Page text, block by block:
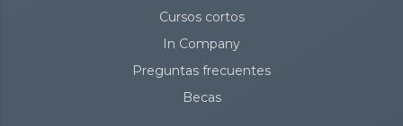
Cursos cortos
In Company
Preguntas frecuentes
Becas